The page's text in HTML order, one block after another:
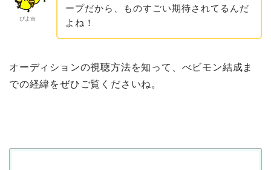
ぴよ吉
ープだから、ものすごい期待されてるんだ
よね！
オーディションの視聴方法を知って、べビモン結成ま
での経緯をぜひご覧くださいね。